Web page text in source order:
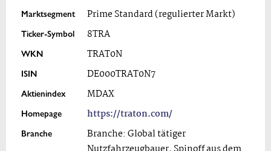
Marktsegment Prime Standard (regulierter Markt)
Ticker-Symbol 8TRA
WKN TRAT0N
ISIN DE000TRAT0N7
Aktienindex MDAX
Homepage https://traton.com/
Branche
Branche: Global tätiger